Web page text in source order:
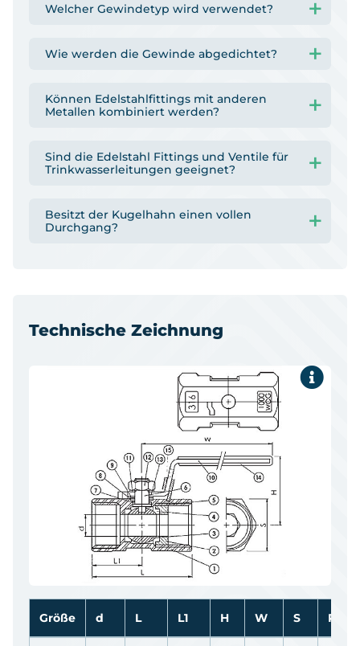
Welcher Gewindetyp wird verwendet?
Wie werden die Gewinde abgedichtet?
Können Edelstahlfittings mit anderen
Metallen kombiniert werden?
Sind die Edelstahl Fittings und Ventile für
Trinkwasserleitungen geeignet?
Besitzt der Kugelhahn einen vollen
Durchgang?
Technische Zeichnung
Größe d L L1 H W S PN